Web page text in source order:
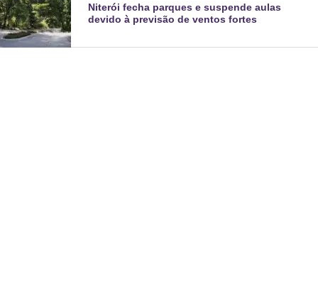
Niterói fecha parques e suspende aulas
devido à previsão de ventos fortes